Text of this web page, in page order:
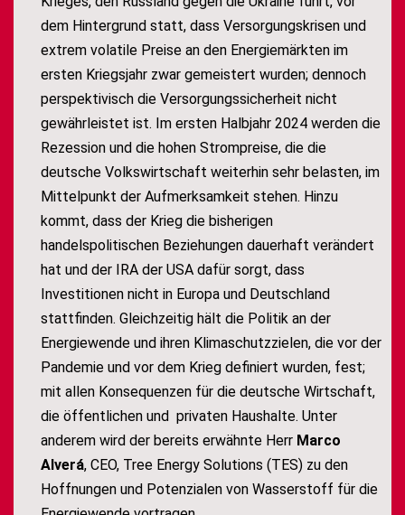
dem Hintergrund statt, dass Versorgungskrisen und
extrem volatile Preise an den Energiemärkten im
ersten Kriegsjahr zwar gemeistert wurden; dennoch
perspektivisch die Versorgungssicherheit nicht
gewährleistet ist. Im ersten Halbjahr 2024 werden die
Rezession und die hohen Strompreise, die die
deutsche Volkswirtschaft weiterhin sehr belasten, im
Mittelpunkt der Aufmerksamkeit stehen. Hinzu
kommt, dass der Krieg die bisherigen
handelspolitischen Beziehungen dauerhaft verändert
hat und der IRA der USA dafür sorgt, dass
Investitionen nicht in Europa und Deutschland
stattfinden. Gleichzeitig hält die Politik an der
Energiewende und ihren Klimaschutzzielen, die vor der
Pandemie und vor dem Krieg definiert wurden, fest;
mit allen Konsequenzen für die deutsche Wirtschaft,
die öffentlichen und privaten Haushalte. Unter
anderem wird der bereits erwähnte Herr Marco
Alverá, CEO, Tree Energy Solutions (TES) zu den
Hoffnungen und Potenzialen von Wasserstoff für die